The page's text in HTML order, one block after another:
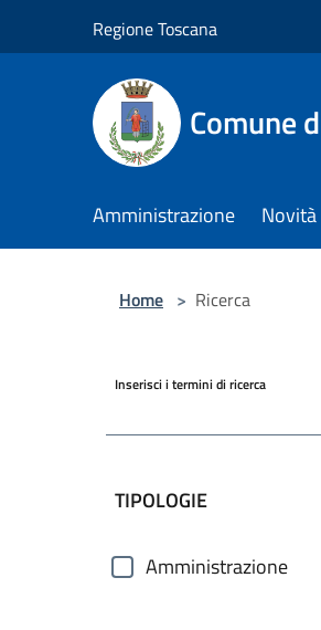
Regione Toscana
Comune
Amministrazione Novità
Home > Ricerca
Inserisci i termini di ricerca
filtri da
TIPOLOGIE
Amministrazione